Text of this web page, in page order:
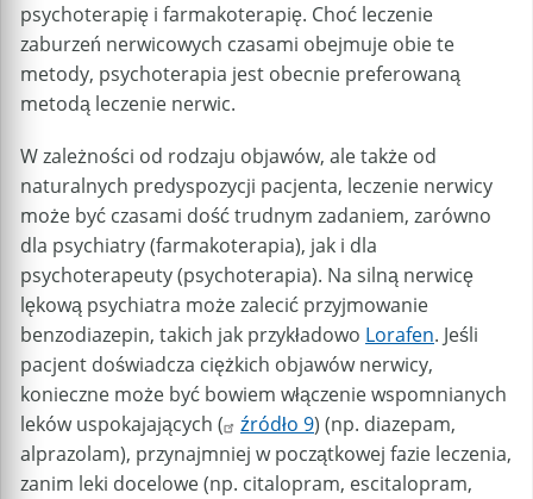
psychoterapię i farmakoterapię. Choć leczenie
zaburzeń nerwicowych czasami obejmuje obie te
metody, psychoterapia jest obecnie preferowaną
metodą leczenie nerwic.
W zależności od rodzaju objawów, ale także od
naturalnych predyspozycji pacjenta, leczenie nerwicy
może być czasami dość trudnym zadaniem, zarówno
dla psychiatry (farmakoterapia), jak i dla
psychoterapeuty (psychoterapia). Na silną nerwicę
lękową psychiatra może zalecić przyjmowanie
benzodiazepin, takich jak przykładowo Lorafen. Jeśli
pacjent doświadcza ciężkich objawów nerwicy,
konieczne może być bowiem włączenie wspomnianych
leków uspokajających (
źródło 9) (np. diazepam,
alprazolam), przynajmniej w początkowej fazie leczenia,
zanim leki docelowe (np. citalopram, escitalopram,